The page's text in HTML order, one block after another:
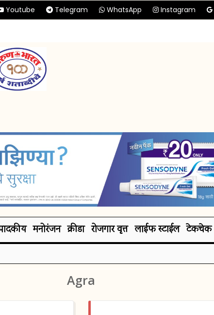
Youtube Telegram WhatsApp Instagram
मनोरंजन क्रीडा रोजगार वृत्त लाईफ स्टाईल टेकचेक
Agra